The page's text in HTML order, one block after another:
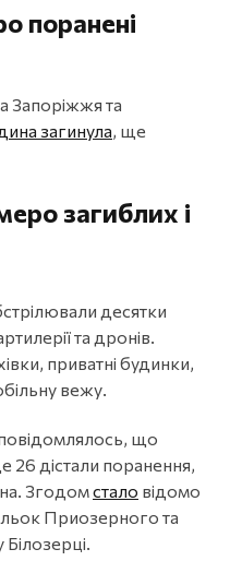
поранені
Запоріжжя та
загинула, ще
загиблих і
десятки
та дронів.
приватні будинки,
вежу.
що
дістали поранення,
Згодомстало відомо
Приозерного та